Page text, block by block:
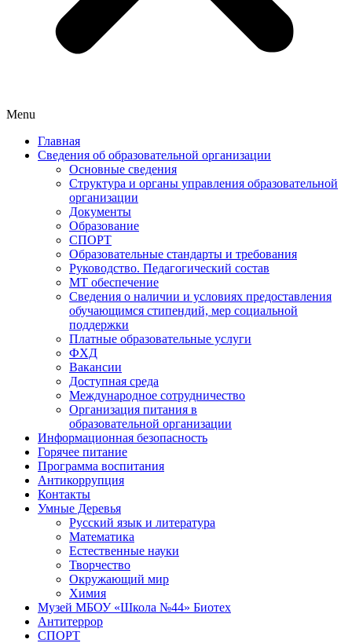
Menu
Главная
Сведения об образовательной организации
Основные сведения
Структура и органы управления образовательной
организации
Документы
Образование
СПОРТ
Образовательные стандарты и требования
Руководство. Педагогический состав
МТ обеспечение
Сведения о наличии и условиях предоставления
обучающимся стипендий, мер социальной
поддержки
Платные образовательные услуги
ФХД
Вакансии
Доступная среда
Международное сотрудничество
Организация питания в
образовательной организации
Информационная безопасность
Горячее питание
Программа воспитания
Антикоррупция
Контакты
Умные Деревья
Русский язык и литература
Математика
Естественные науки
Творчество
Окружающий мир
Химия
Музей МБОУ «Школа №44» Биотех
Антитеррор
СПОРТ